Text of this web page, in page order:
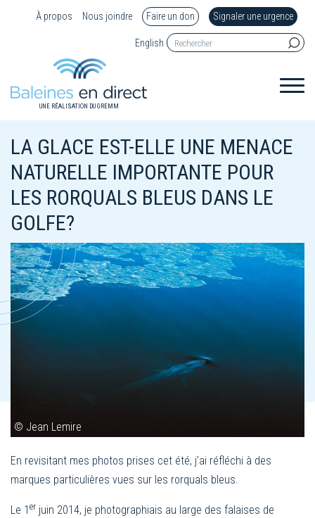
À propos Nous joindre Faire un don Signaler une urgence
English
UNE RÉALISATION DU GREMM
LA GLACE EST-ELLE UNE MENACE
NATURELLE IMPORTANTE POUR
LES RORQUALS BLEUS DANS LE
GOLFE?
© Jean Lemire
En revisitant mes photos prises cet été, j’ai réfléchi à des
marques particulières vues sur les rorquals bleus.
Le 1 er juin 2014, je photographiais au large des falaises de